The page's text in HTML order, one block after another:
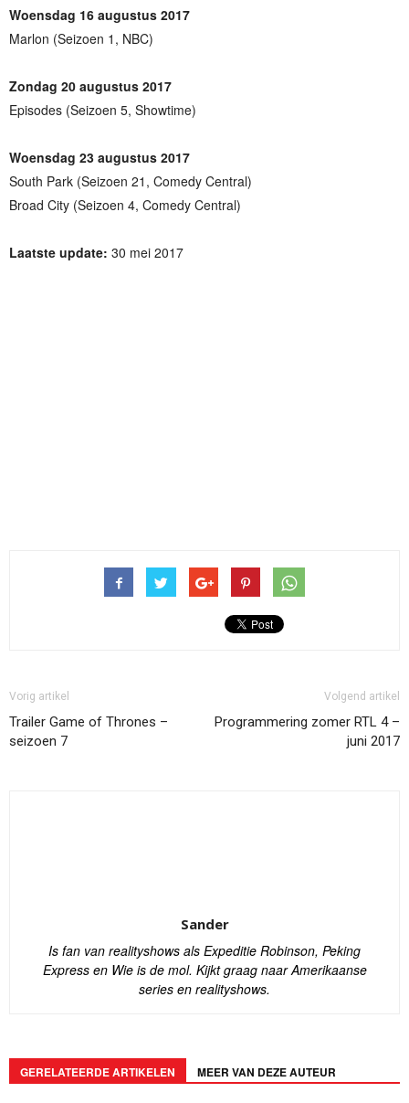
Woensdag 16 augustus 2017
Marlon (Seizoen 1, NBC)
Zondag 20 augustus 2017
Episodes (Seizoen 5, Showtime)
Woensdag 23 augustus 2017
South Park (Seizoen 21, Comedy Central)
Broad City (Seizoen 4, Comedy Central)
Laatste update: 30 mei 2017
Vorig artikel
Trailer Game of Thrones –
seizoen 7
Volgend artikel
Programmering zomer RTL 4 –
juni 2017
Sander
Is fan van realityshows als Expeditie Robinson, Peking
Express en Wie is de mol. Kijkt graag naar Amerikaanse
series en realityshows.
GERELATEERDE ARTIKELEN MEER VAN DEZE AUTEUR